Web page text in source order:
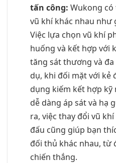
tấn công: Wukong
vũ khí khác nhau như
Việc lựa chọn vũ khí
huống và kết hợp với
tăng sát thương và
dụ, khi đối mặt với kẻ
dụng kiếm kết hợp
dễ dàng áp sát và hạ
ra, việc thay đổi vũ
đấu cũng giúp bạn
đối thủ khác nhau, từ
chiến thắng.